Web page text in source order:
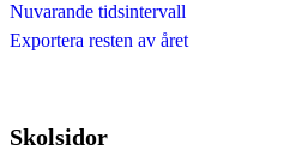
Nuvarande tidsintervall
Exportera resten av året
Skolsidor